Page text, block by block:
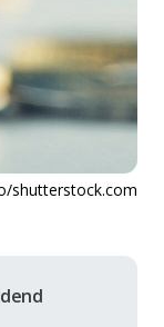
shutterstock.com